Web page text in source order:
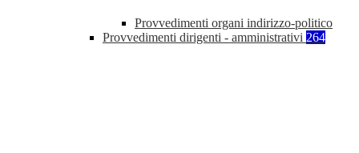
Provvedimenti organi indirizzo-politico
Provvedimenti dirigenti - amministrativi 264